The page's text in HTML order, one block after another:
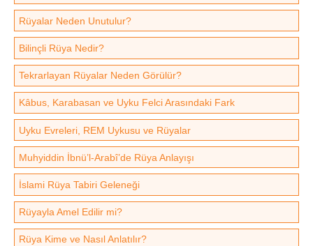
Rüyalar Neden Unutulur?
Bilinçli Rüya Nedir?
Tekrarlayan Rüyalar Neden Görülür?
Kâbus, Karabasan ve Uyku Felci Arasındaki Fark
Uyku Evreleri, REM Uykusu ve Rüyalar
Muhyiddin İbnü’l-Arabî’de Rüya Anlayışı
İslami Rüya Tabiri Geleneği
Rüyayla Amel Edilir mi?
Rüya Kime ve Nasıl Anlatılır?